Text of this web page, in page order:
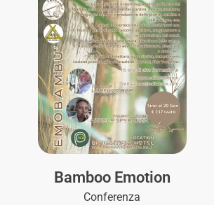
Bamboo Emotion
Conferenza